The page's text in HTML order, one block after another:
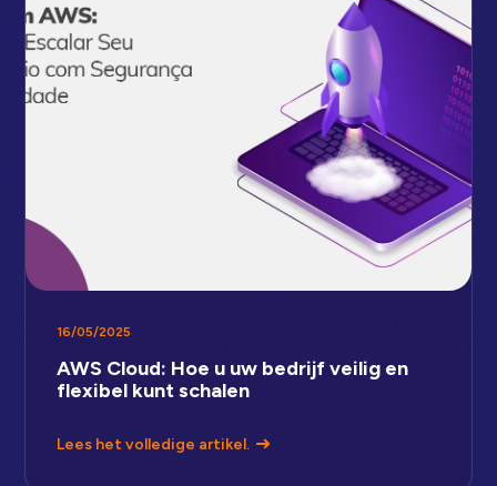
16/05/2025
AWS Cloud: Hoe u uw bedrijf veilig en
flexibel kunt schalen
Lees het volledige artikel.